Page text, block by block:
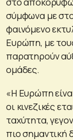
σύμφωνα με
φαινόμενο
Ευρώπη, με
παρατηρούν
ομάδες.
«Η Ευρώπη
οι κινεζικές
ταχύτητα,
πιο